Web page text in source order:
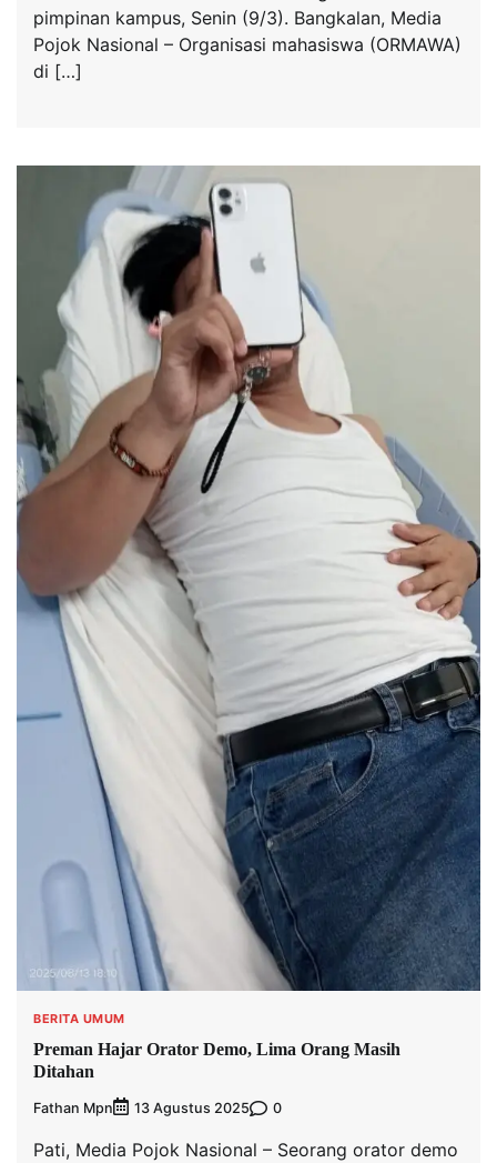
pimpinan kampus, Senin (9/3). Bangkalan, Media
Pojok Nasional – Organisasi mahasiswa (ORMAWA)
di […]
BERITA UMUM
Preman Hajar Orator Demo, Lima Orang Masih
Ditahan
Fathan Mpn 13 Agustus 2025 0
Pati, Media Pojok Nasional – Seorang orator demo